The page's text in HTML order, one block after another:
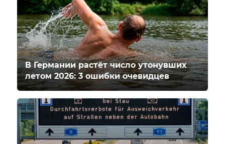
В Германии растёт число утонувших
летом 2026: 3 ошибки очевидцев